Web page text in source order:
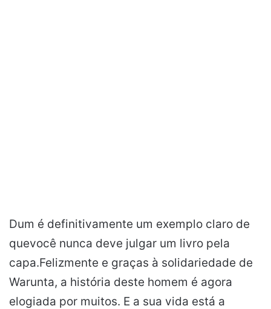
Dum é definitivamente um exemplo claro de
quevocê nunca deve julgar um livro pela
capa.Felizmente e graças à solidariedade de
Warunta, a história deste homem é agora
elogiada por muitos. E a sua vida está a